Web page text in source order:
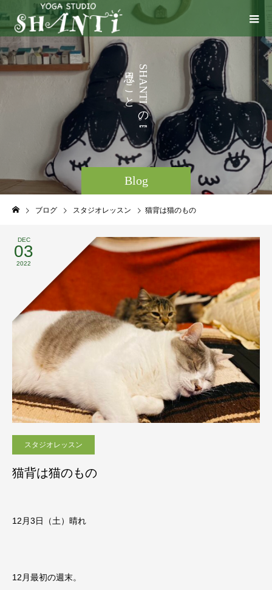
Blog
S
H
A
N
T
I
の
。
う
こ
と
な
ど
い
ろ
ブログ スタジオレッスン 猫背は猫のもの
DEC
03
2022
スタジオレッスン
猫背は猫のもの
12月3日（土）晴れ
12月最初の週末。